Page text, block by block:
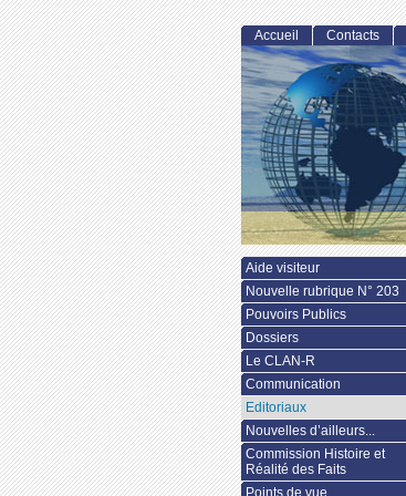
Accueil Contacts
Aide visiteur
Nouvelle rubrique N° 203
Pouvoirs Publics
Dossiers
Le CLAN-R
Communication
Editoriaux
Nouvelles d’ailleurs...
Commission Histoire et
Réalité des Faits